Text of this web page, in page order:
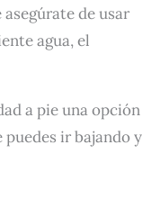
de usar
agua, el
a pie una opción
ir bajando y